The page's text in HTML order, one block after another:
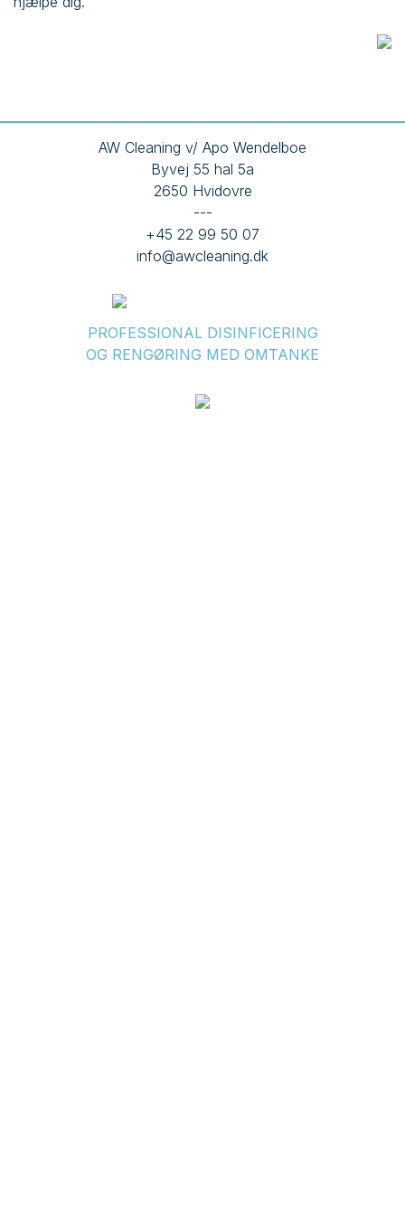
AW Cleaning v/ Apo Wendelboe
Byvej 55 hal 5a
2650 Hvidovre
---
+45 22 99 50 07
info@awcleaning.dk
PROFESSIONAL DISINFICERING
OG RENGØRING MED OMTANKE